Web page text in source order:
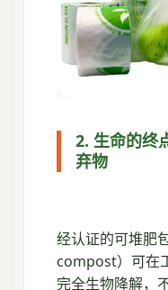
2. 生命的终
弃物
经认证的可堆肥
compost）可在
完全生物降解，